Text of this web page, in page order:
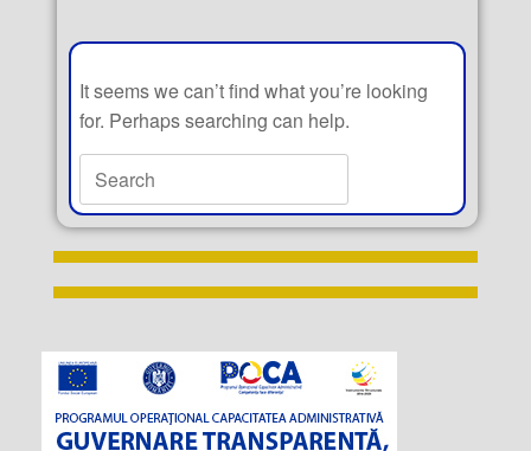
It seems we can’t find what you’re looking
for. Perhaps searching can help.